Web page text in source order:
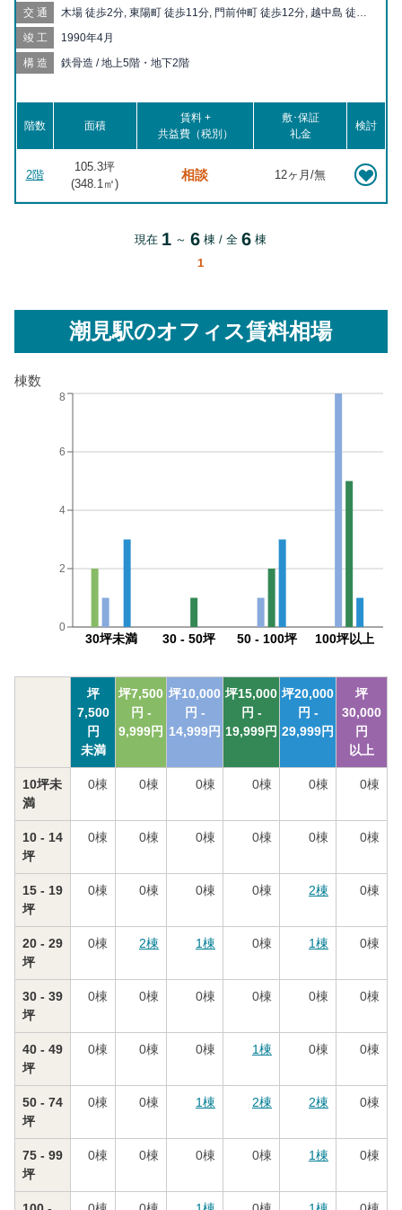
交通
木場 徒歩2分, 東陽町 徒歩11分, 門前仲町 徒歩12分, 越中島 徒歩
竣工 1990年4月
構造 鉄骨造 / 地上5階・地下2階
階数 面積
賃料 +
共益費（税別）
敷･保証
礼金
検討
2階
105.3坪
(348.1㎡)
相談 12ヶ月/無
現在 1 ～6 棟 / 全6 棟
1
潮見駅のオフィス賃料相場
棟数
30坪未満 30 - 50坪 50 - 100坪 100坪以上
0
2
4
6
8
坪
7,500
円
未満
坪7,500
円 -
9,999円
坪10,000
円 -
14,999円
坪15,000
円 -
19,999円
坪20,000
円 -
29,999円
坪
30,000
円
以上
10坪未
満
0棟 0棟 0棟 0棟 0棟 0棟
10 - 14
坪
0棟 0棟 0棟 0棟 0棟 0棟
15 - 19
坪
0棟 0棟 0棟 0棟 2棟 0棟
20 - 29
坪
0棟 2棟 1棟 0棟 1棟 0棟
30 - 39
坪
0棟 0棟 0棟 0棟 0棟 0棟
40 - 49
坪
0棟 0棟 0棟 1棟 0棟 0棟
50 - 74
坪
0棟 0棟 1棟 2棟 2棟 0棟
75 - 99
坪
0棟 0棟 0棟 0棟 1棟 0棟